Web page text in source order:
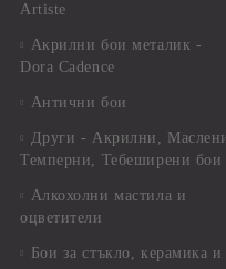
Artiste
Акрилни бои металик -
Dora Cadence
Антични бои
Други - Акрилни,
Темперни, Тебеширени бои
Алкохолни мастила и
оцветители
Бои за стъкло, керамика и